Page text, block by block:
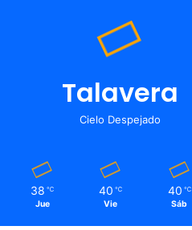
Talavera
Cielo Despejado
38 ℃
Jue
40 ℃
Vie
40 ℃
Sáb